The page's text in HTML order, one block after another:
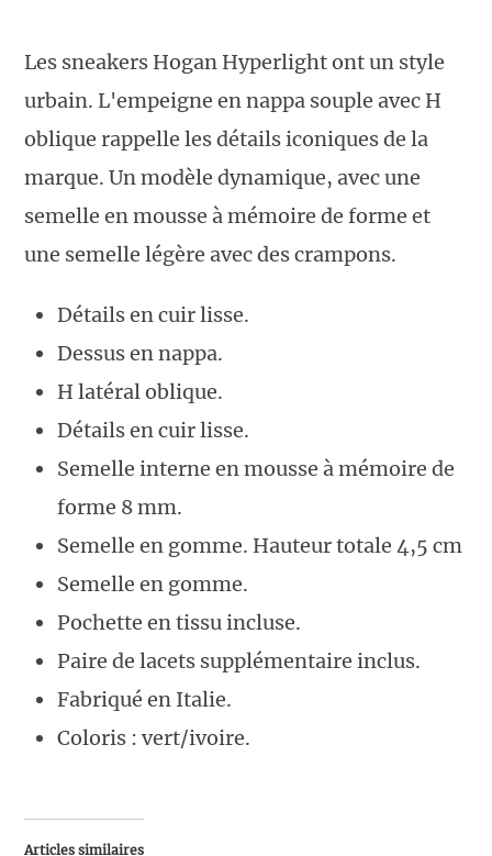
Les sneakers Hogan Hyperlight ont un style
urbain. L'empeigne en nappa souple avec H
oblique rappelle les détails iconiques de la
marque. Un modèle dynamique, avec une
semelle en mousse à mémoire de forme et
une semelle légère avec des crampons.
Détails en cuir lisse.
Dessus en nappa.
H latéral oblique.
Détails en cuir lisse.
Semelle interne en mousse à mémoire de
forme 8 mm.
Semelle en gomme. Hauteur totale 4,5 cm
Semelle en gomme.
Pochette en tissu incluse.
Paire de lacets supplémentaire inclus.
Fabriqué en Italie.
Coloris : vert/ivoire.
Articles similaires